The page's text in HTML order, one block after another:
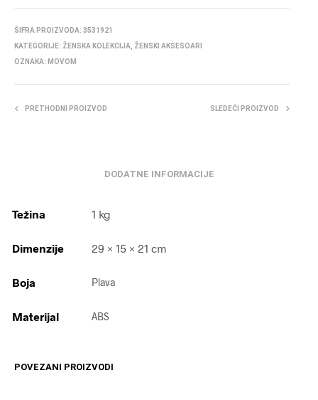
ŠIFRA PROIZVODA: 3531921
KATEGORIJE: ŽENSKA KOLEKCIJA
ŽENSKI AKSESOARI
OZNAKA: MOVOM
PRETHODNI PROIZVOD SLEDEĆI PROIZVOD
DODATNE INFORMACIJE
Težina 1 kg
Dimenzije 29 × 15 × 21 cm
Boja Plava
Materijal ABS
POVEZANI PROIZVODI